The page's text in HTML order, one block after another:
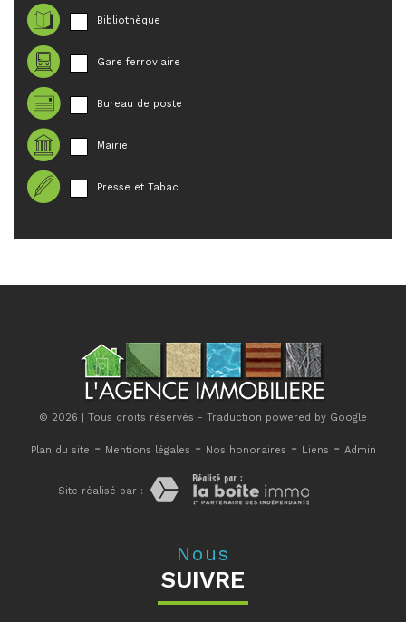
Bibliothèque
Gare ferroviaire
Bureau de poste
Mairie
Presse et Tabac
© 2026 | Tous droits réservés - Traduction powered by Google
Plan du site - Mentions légales - Nos honoraires - Liens - Admin
Site réalisé par :
Nous
SUIVRE